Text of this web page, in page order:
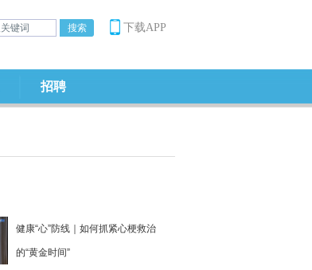
下载APP
招聘
健康“心”防线｜如何抓紧心梗救治
的“黄金时间”